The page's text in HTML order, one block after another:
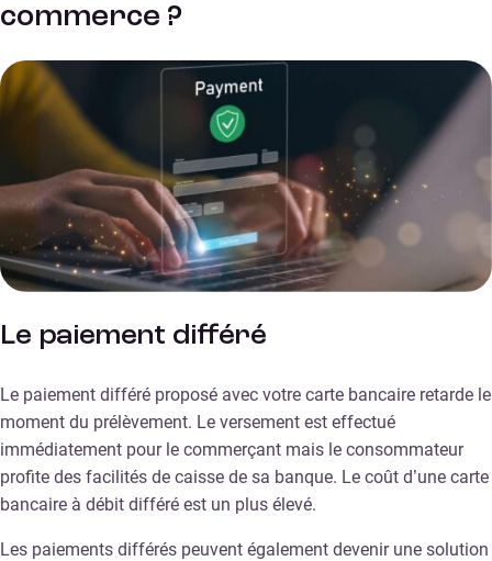
commerce ?
Le paiement différé
Le paiement différé proposé avec votre carte bancaire retarde le
moment du prélèvement. Le versement est effectué
immédiatement pour le commerçant mais le consommateur
profite des facilités de caisse de sa banque. Le coût d’une carte
bancaire à débit différé est un plus élevé.
Les paiements différés peuvent également devenir une solution